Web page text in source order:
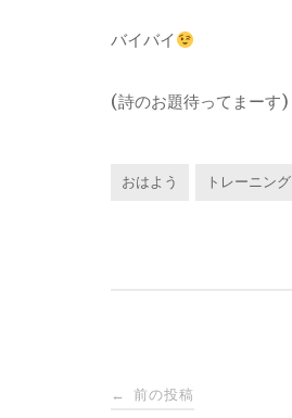
バイバイ
(詩のお題待ってまーす)
おはよう トレーニング
投
← 前の投稿